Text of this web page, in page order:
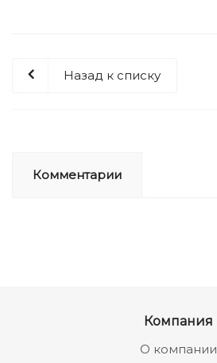
Назад к списку
Комментарии
Компания
О компании